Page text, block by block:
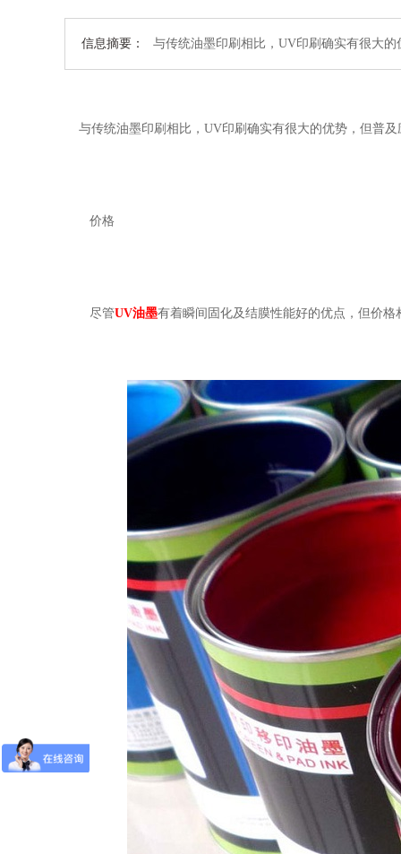
信息摘要： 与传统油墨印刷相比，UV印刷确实有很大
与传统油墨印刷相比， UV印刷确实有很大的优势，但普
价格
尽管UV油墨有着瞬间固化及结膜性能好的优点，但价